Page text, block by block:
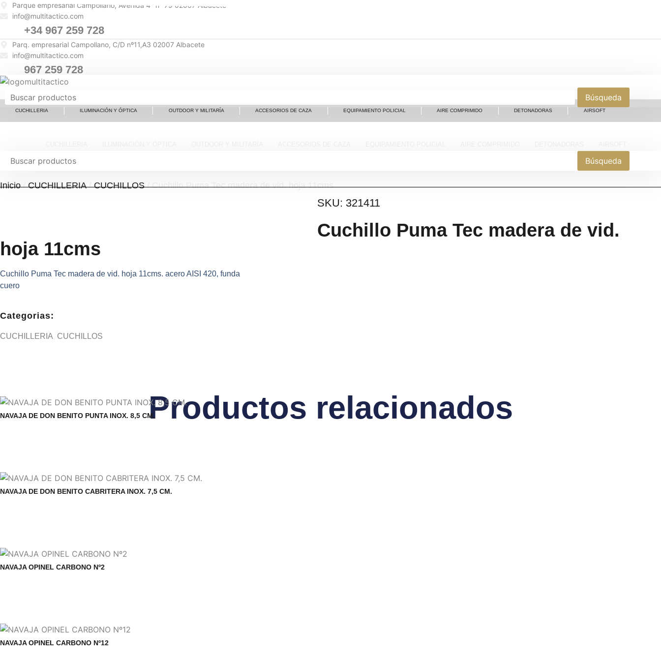
contenido
Parque empresarial Campollano, Avenida 4ª nº 79 02007 Albacete
info@multitactico.com
+34 967 259 728
Parq. empresarial Campollano, C/D nº11,A3 02007 Albacete
info@multitactico.com
967 259 728
CUCHILLERIA ILUMINACIÓN Y ÓPTICA OUTDOOR Y MILITARÍA ACCESORIOS DE CAZA EQUIPAMIENTO POLICIAL AIRE COMPRIMIDO DETONADORAS AIRSOFT
Inicio/CUCHILLERIA/CUCHILLOS/ Cuchillo Puma Tec madera de vid. hoja 11cms
SKU: 321411
Cuchillo Puma Tec madera de vid.
hoja 11cms
Cuchillo Puma Tec madera de vid. hoja 11cms. acero AISI 420, funda
cuero
Categorias:
CUCHILLERIA CUCHILLOS
Productos relacionados
NAVAJA DE DON BENITO PUNTA INOX. 8,5 CM.
NAVAJA DE DON BENITO CABRITERA INOX. 7,5 CM.
NAVAJA OPINEL CARBONO Nº2
NAVAJA OPINEL CARBONO Nº12